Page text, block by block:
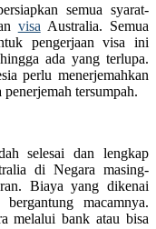
semua syarat-
visa Australia. Semua
pengerjaan visa ini
ada yang terlupa.
perlu menerjemahkan
tersumpah.
selesai dan lengkap
di Negara masing-
Biaya yang dikenai
macamnya.
melalui bank atau bisa